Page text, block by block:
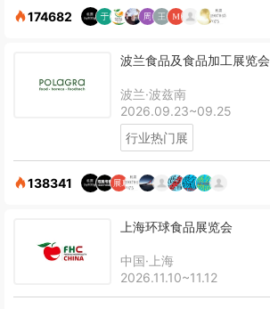
174682
波兰食品及食品加工展览会
波兰·波兹南
2026.09.23~09.25
行业热门展
138341
上海环球食品展览会
中国·上海
2026.11.10~11.12